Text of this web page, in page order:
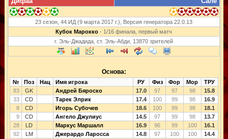
23 сезон, 44 ИД (9 марта 2017 г.), Версия генератора 22.0.13
Кубок Марокко - 1/16 финала, первый матч
г. Эль-Джадида, ст. Эль-Абди, 13870 зрителей
Основа:
№ Поз Нац Имя игрока РУ Физ Фор Мор
ТРУ
83
GK Андрей Бяроско 17.0 97 97 98
15.8
33
CD Тарек Элрик 17.4 100 99 98
16.9
8
CD Игорь Субочев 18.6 100 99 98
18.1
9
CD Ангело Джулиус 14.5 97 99 98
13.7
28
LD Маркус Маршалл 16.9 96 99 100
16.1
92
LM Джерардо Ларосса 14.8 97 100 100
14.4